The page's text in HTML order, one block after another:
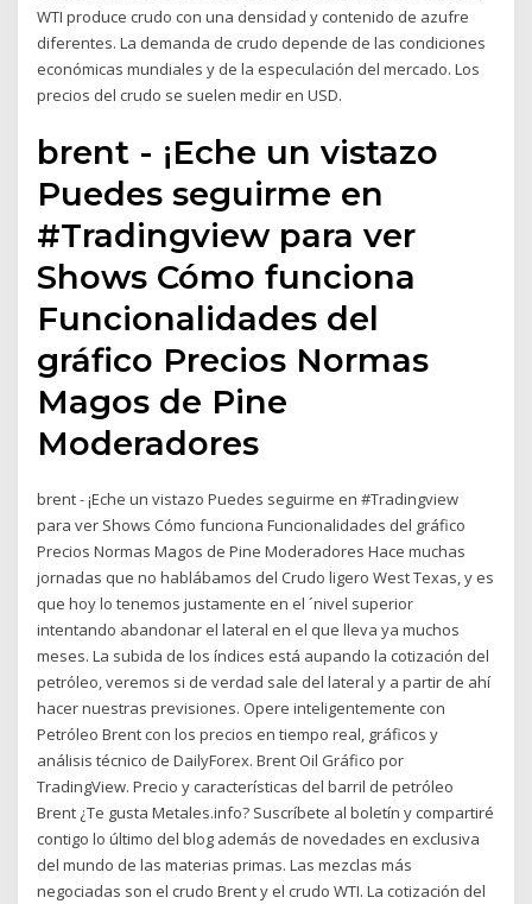
WTI produce crudo con una densidad y contenido de azufre
diferentes. La demanda de crudo depende de las condiciones
económicas mundiales y de la especulación del mercado. Los
precios del crudo se suelen medir en USD.
brent - ¡Eche un vistazo
Puedes seguirme en
#Tradingview para ver
Shows Cómo funciona
Funcionalidades del
gráfico Precios Normas
Magos de Pine
Moderadores
brent - ¡Eche un vistazo Puedes seguirme en #Tradingview
para ver Shows Cómo funciona Funcionalidades del gráfico
Precios Normas Magos de Pine Moderadores Hace muchas
jornadas que no hablábamos del Crudo ligero West Texas, y es
que hoy lo tenemos justamente en el ´nivel superior
intentando abandonar el lateral en el que lleva ya muchos
meses. La subida de los índices está aupando la cotización del
petróleo, veremos si de verdad sale del lateral y a partir de ahí
hacer nuestras previsiones. Opere inteligentemente con
Petróleo Brent con los precios en tiempo real, gráficos y
análisis técnico de DailyForex. Brent Oil Gráfico por
TradingView. Precio y características del barril de petróleo
Brent ¿Te gusta Metales.info? Suscríbete al boletín y compartiré
contigo lo último del blog además de novedades en exclusiva
del mundo de las materias primas. Las mezclas más
negociadas son el crudo Brent y el crudo WTI. La cotización del